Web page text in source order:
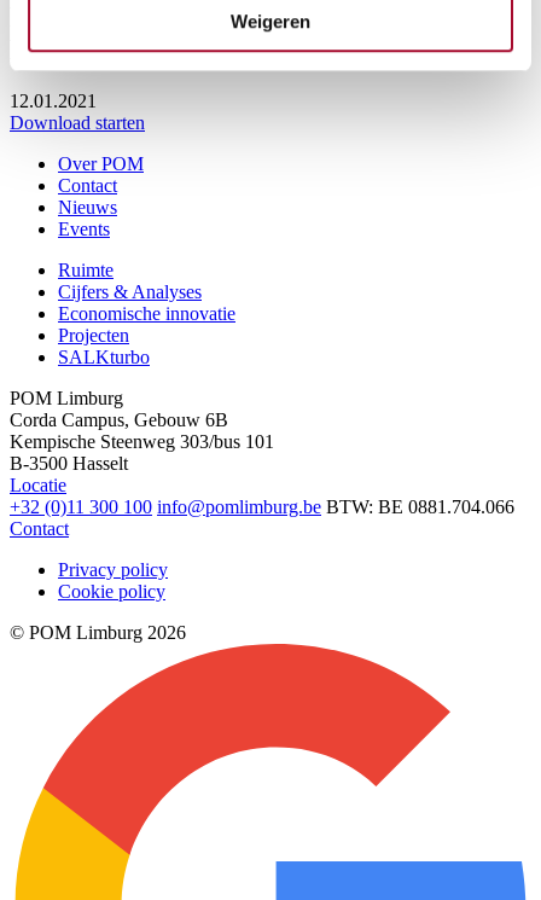
Weigeren
Presentation QRM4.0 ‘Create Flow’
Event 19/06/23
12.01.2021
Download starten
Over POM
Contact
Nieuws
Events
Ruimte
Cijfers & Analyses
Economische innovatie
Projecten
SALKturbo
POM Limburg
Corda Campus, Gebouw 6B
Kempische Steenweg 303/bus 101
B-3500 Hasselt
Locatie
+32 (0)11 300 100 info@pomlimburg.be BTW: BE 0881.704.066
Contact
Privacy policy
Cookie policy
© POM Limburg 2026